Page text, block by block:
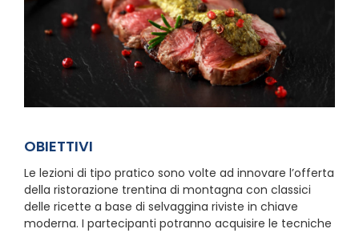
OBIETTIVI
Le lezioni di tipo pratico sono volte ad innovare l’offerta
della ristorazione trentina di montagna con classici
delle ricette a base di selvaggina riviste in chiave
moderna. I partecipanti potranno acquisire le tecniche